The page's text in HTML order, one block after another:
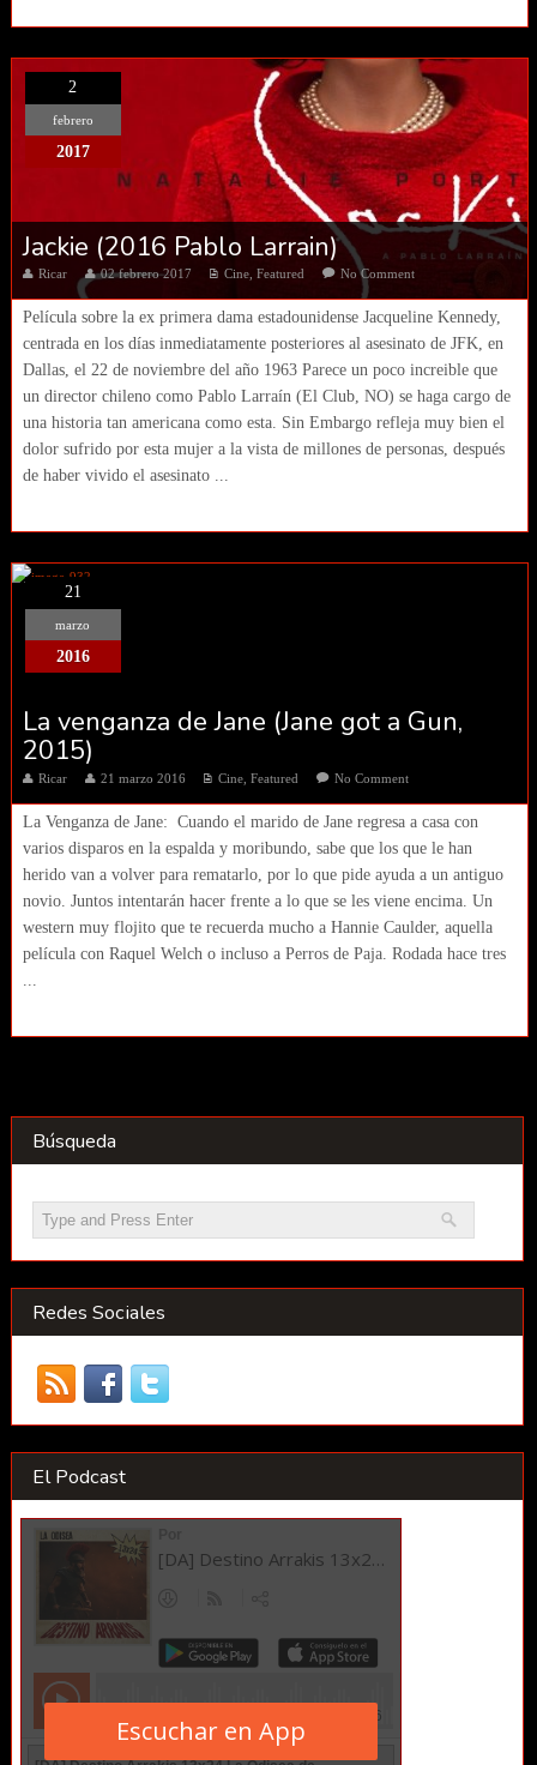
2
febrero
2017
Jackie (2016 Pablo Larrain)
Ricar 02 febrero 2017 Cine, Featured No Comment
Película sobre la ex primera dama estadounidense Jacqueline Kennedy,
centrada en los días inmediatamente posteriores al asesinato de JFK, en
Dallas, el 22 de noviembre del año 1963 Parece un poco increible que
un director chileno como Pablo Larraín (El Club, NO) se haga cargo de
una historia tan americana como esta. Sin Embargo refleja muy bien el
dolor sufrido por esta mujer a la vista de millones de personas, después
de haber vivido el asesinato ...
21
marzo
2016
La venganza de Jane (Jane got a Gun,
2015)
Ricar 21 marzo 2016 Cine, Featured No Comment
La Venganza de Jane: Cuando el marido de Jane regresa a casa con
varios disparos en la espalda y moribundo, sabe que los que le han
herido van a volver para rematarlo, por lo que pide ayuda a un antiguo
novio. Juntos intentarán hacer frente a lo que se les viene encima. Un
western muy flojito que te recuerda mucho a Hannie Caulder, aquella
película con Raquel Welch o incluso a Perros de Paja. Rodada hace tres
...
Búsqueda
Redes Sociales
El Podcast